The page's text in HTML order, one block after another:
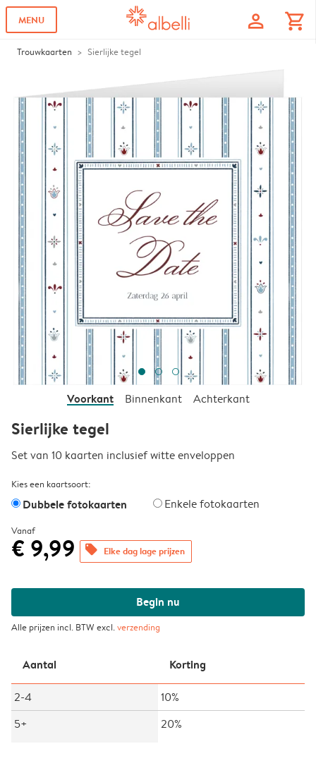
MENU profile shopping_cart
Trouwkaarten Sierlijke tegel
Voorkant Binnenkant Achterkant
Sierlijke tegel
Set van 10 kaarten inclusief witte enveloppen
Kies een kaartsoort:
Dubbele fotokaarten Enkele fotokaarten
Vanaf
€ 9,99 offers Elke dag lage prijzen
Begin nu
Alle prijzen incl. BTW excl.verzending
Aantal Korting
2-4
10%
5+
20%